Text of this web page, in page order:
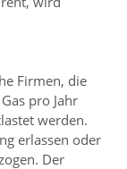
Firmen, die
pro Jahr
werden.
erlassen oder
Der